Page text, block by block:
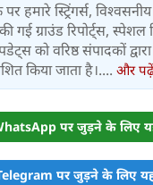
हमारे स्ट्रिंगर्स,
की गई ग्राउंड रिपोर्ट्स, स्पेशल
को वरिष्ठ संपादकों
किया जाता है।.... और पढ़ें
पर जुड़ने के लिए
पर जुड़ने के लिए